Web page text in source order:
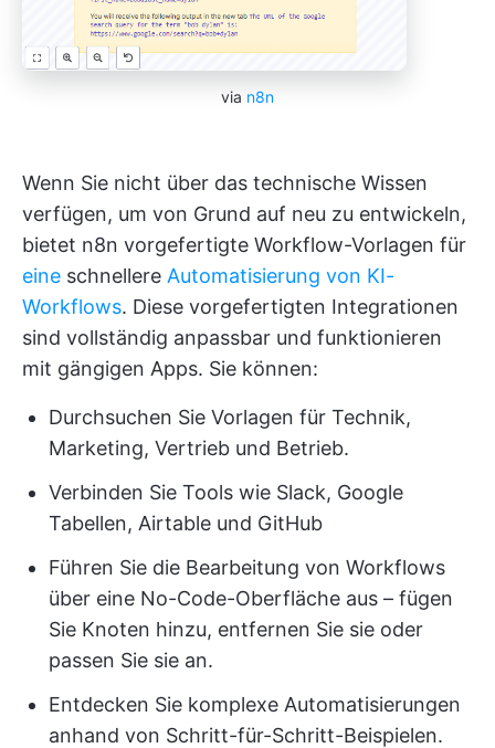
via n8n
Wenn Sie nicht über das technische Wissen
verfügen, um von Grund auf neu zu entwickeln,
bietet n8n vorgefertigte Workflow-Vorlagen für
eine schnellere Automatisierung von KI-
Workflows. Diese vorgefertigten Integrationen
sind vollständig anpassbar und funktionieren
mit gängigen Apps. Sie können:
Durchsuchen Sie Vorlagen für Technik,
Marketing, Vertrieb und Betrieb.
Verbinden Sie Tools wie Slack, Google
Tabellen, Airtable und GitHub
Führen Sie die Bearbeitung von Workflows
über eine No-Code-Oberfläche aus – fügen
Sie Knoten hinzu, entfernen Sie sie oder
passen Sie sie an.
Entdecken Sie komplexe Automatisierungen
anhand von Schritt-für-Schritt-Beispielen.